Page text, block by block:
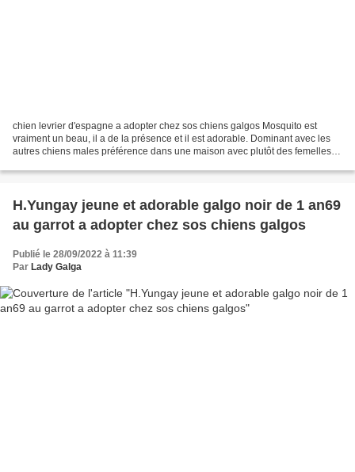
chien levrier d'espagne a adopter chez sos chiens galgos Mosquito est
vraiment un beau, il a de la présence et il est adorable. Dominant avec les
autres chiens males préférence dans une maison avec plutôt des femelles et
H.Yungay jeune et adorable galgo noir de 1 an69
au garrot a adopter chez sos chiens galgos
Publié le 28/09/2022 à 11:39
Par Lady Galga